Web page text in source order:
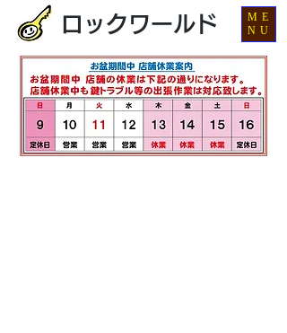
ロックワールド
ME
NU